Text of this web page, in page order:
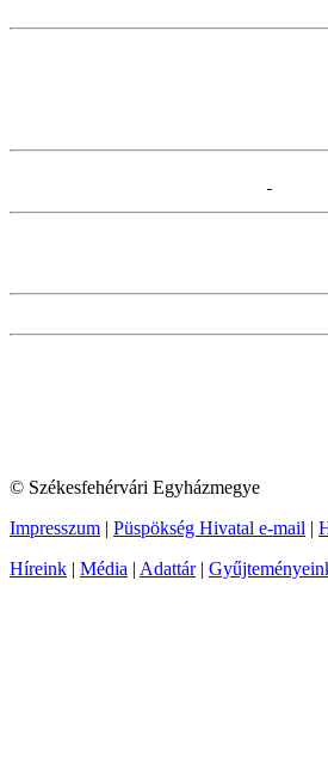
© Székesfehérvári Egyházmegye
Impresszum | Püspökség Hivatal e-mail |
Híreink | Média | Adattár|